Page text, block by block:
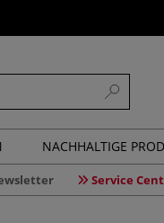
NACHHALTIGE
Service